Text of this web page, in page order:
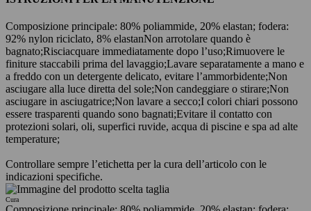
Composizione principale: 80% poliammide, 20% elastan; fodera:
92% nylon riciclato, 8% elastanNon arrotolare quando è
bagnato;Risciacquare immediatamente dopo l’uso;Rimuovere le
finiture staccabili prima del lavaggio;Lavare separatamente a mano e
a freddo con un detergente delicato, evitare l’ammorbidente;Non
asciugare alla luce diretta del sole;Non candeggiare o stirare;Non
asciugare in asciugatrice;Non lavare a secco;I colori chiari possono
essere trasparenti quando sono bagnati;Evitare il contatto con
protezioni solari, oli, superfici ruvide, acqua di piscine e spa ad alte
temperature;
Controllare sempre l’etichetta per la cura dell’articolo con le
indicazioni specifiche.
Cura